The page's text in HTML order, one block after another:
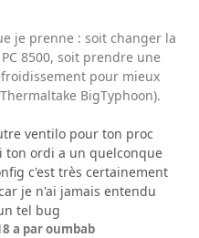
je prenne : soit changer la
8500, soit prendre une
pour mieux
BigTyphoon).
ventilo pour ton proc
ton ordi a un quelconque
c'est très certainement
je n'ai jamais entendu
tel bug
a par oumbab